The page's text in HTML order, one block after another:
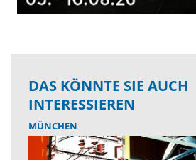
DAS KÖNNTE SIE AUCH
INTERESSIEREN
MÜNCHEN